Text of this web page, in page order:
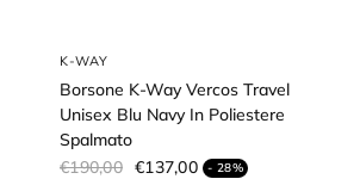
K-WAY
Borsone K-Way Vercos Travel
Unisex Blu Navy In Poliestere
Spalmato
€190,00 €137,00 - 28%